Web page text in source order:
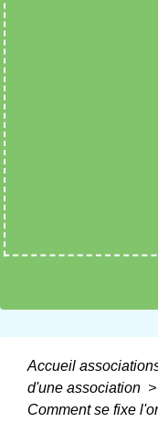
Accueil
d'une association >
Comment se fixe